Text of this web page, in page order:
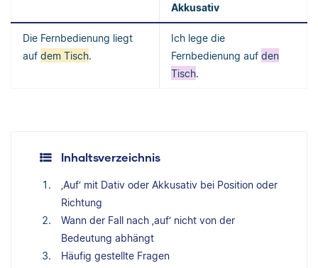
Akkusativ
Die Fernbedienung liegt
auf dem Tisch.
Ich lege die
Fernbedienung auf den
Tisch.
Inhaltsverzeichnis
‚Auf‘ mit Dativ oder Akkusativ bei Position oder
Richtung
Wann der Fall nach ‚auf‘ nicht von der
Bedeutung abhängt
Häufig gestellte Fragen